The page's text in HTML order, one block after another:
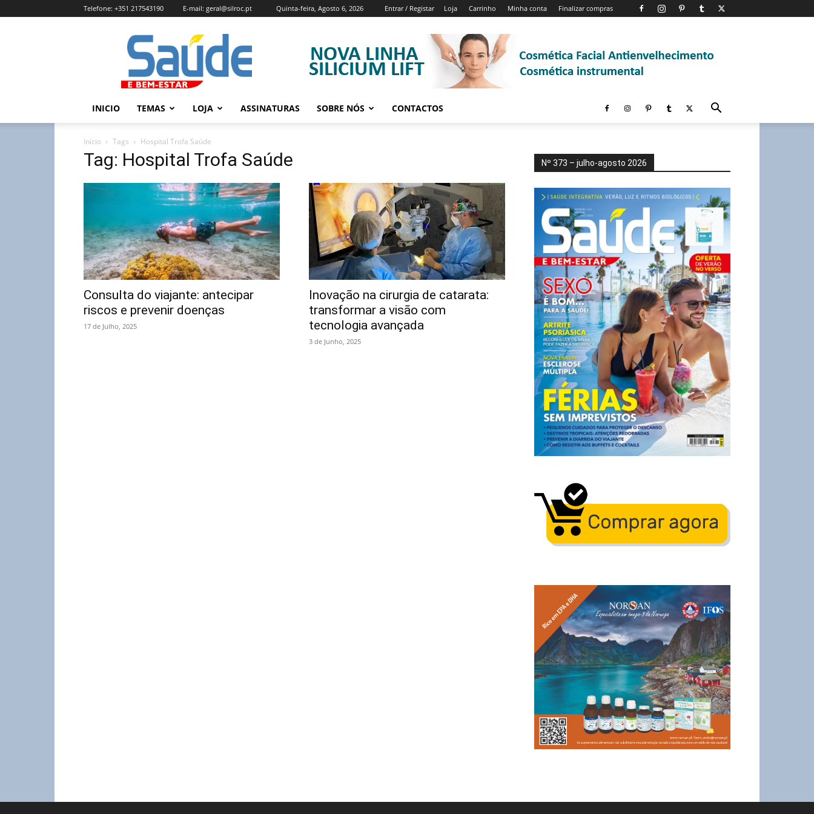
Quinta-feira, Agosto 6, 2026 Entrar / Registar Loja Carrinho Minha conta Finalizar compras
Telefone: +351 217543190 E-mail: geral@silroc.pt
Revista
Saúde
e
Bem
Estar
Edição
INICIO TEMAS LOJA ASSINATURAS SOBRE NÓS CONTACTOS
Início Tags Hospital Trofa Saúde
Tag: Hospital Trofa Saúde
Consulta do viajante: antecipar
riscos e prevenir doenças
17 de Julho, 2025
Inovação na cirurgia de catarata:
transformar a visão com
tecnologia avançada
3 de Junho, 2025
Nº 373 – julho-agosto 2026